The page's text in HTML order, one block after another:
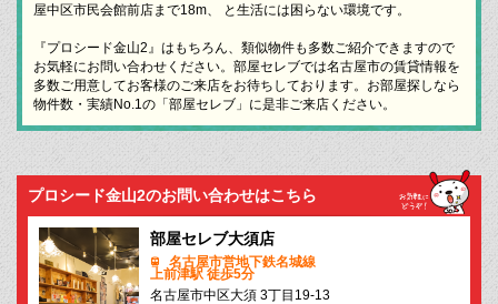
屋中区市民会館前店まで18m、 と生活には困らない環境です。
『プロシード金山2』はもちろん、類似物件も多数ご紹介できますので
お気軽にお問い合わせください。部屋セレブでは名古屋市の賃貸情報を
多数ご用意してお客様のご来店をお待ちしております。お部屋探しなら
物件数・実績No.1の「部屋セレブ」に是非ご来店ください。
プロシード金山2のお問い合わせはこちら
部屋セレブ大須店
名古屋市営地下鉄名城線
上前津駅 徒歩5分
名古屋市中区大須 3丁目19-13